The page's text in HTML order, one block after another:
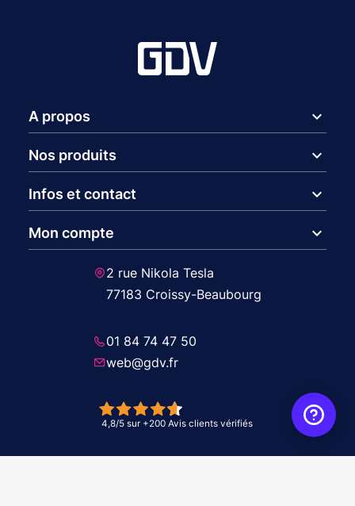
A propos expand_more
Nos produits expand_more
Infos et contact expand_more
Mon compte expand_more
2 rue Nikola Tesla
77183 Croissy-Beaubourg
01 84 74 47 50
web@gdv.fr